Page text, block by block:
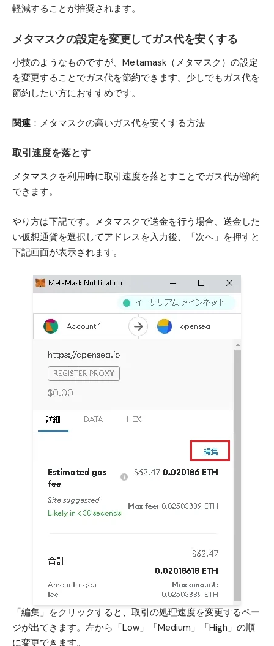
軽減することが推奨されます。
メタマスクの設定を変更してガス代を安くする
小技のようなものですが、Metamask（メタマスク）の設定
を変更することでガス代を節約できます。少しでもガス代を
節約したい方におすすめです。
関連 ： メタマスクの高いガス代を安くする方法
取引速度を落とす
メタマスクを利用時に取引速度を落とすことでガス代が節約
できます。
やり方は下記です。メタマスクで送金を行う場合、送金した
い仮想通貨を選択してアドレスを入力後、「次へ」を押すと
下記画面が表示されます。
「編集」をクリックすると、取引の処理速度を変更するペー
ジが出てきます。左から「Low」「Medium」「High」の順
に変更できます。